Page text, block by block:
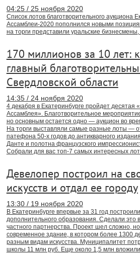
04:25 / 25 ноября 2020
Список лотов благотворительного аукциона
Ассамблеи-2020 пополнился новыми
на торги представили уральские
170 миллионов за 10 лет:
главный
Свердловской области
14:35 / 24 ноября 2020
4 декабря в Екатеринбурге пройдет десятая
Ассамблея». Благотворительное
но основным остается одно — аукцион во
На торги выставляли самые разные лоты —
патефона 50-х годов до антикварного
Данте и полотна французского
Собрали для вас топ-7 самых интересных
Девелопер построил на
искусств и отдал ее городу
13:30 / 19 ноября 2020
В Екатеринбурге впервые за 31 год
дополнительного образования. Сделали это
частного партнерства. Проект шел сложно,
современное здание, в котором более 1300
разным видам искусства. Муниципалитет
школы 11 млн руб. Еще около 1,5 млн